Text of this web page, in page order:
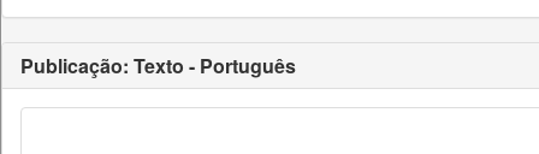
Publicação: Texto - Português